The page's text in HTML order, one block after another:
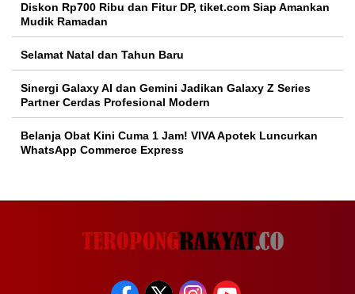
Diskon Rp700 Ribu dan Fitur DP, tiket.com Siap Amankan
Mudik Ramadan
Selamat Natal dan Tahun Baru
Sinergi Galaxy AI dan Gemini Jadikan Galaxy Z Series
Partner Cerdas Profesional Modern
Belanja Obat Kini Cuma 1 Jam! VIVA Apotek Luncurkan
WhatsApp Commerce Express